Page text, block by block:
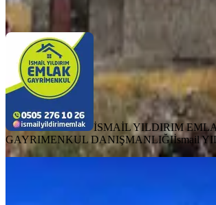
İSMAİL YILDIRIM
GAYRIMENKUL DANIŞMANLIĞIİsmail